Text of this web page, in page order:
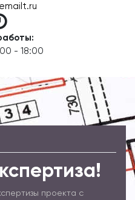
- 18:00
проекта с